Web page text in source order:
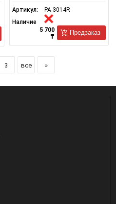
Артикул:
PA-3014R
Наличие
5 700
₸
Предзаказ
3 все »